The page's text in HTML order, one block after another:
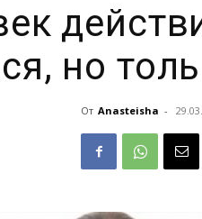
но
От Anasteisha -